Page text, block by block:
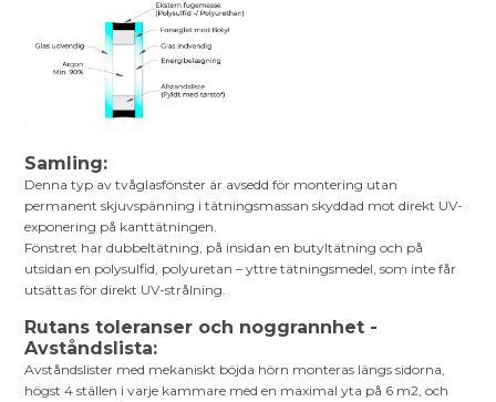
Samling:
Denna typ av tvåglasfönster är avsedd för montering utan
permanent skjuvspänning i tätningsmassan skyddad mot direkt UV-
exponering på kanttätningen.
Fönstret har dubbeltätning, på insidan en butyltätning och på
utsidan en polysulfid, polyuretan – yttre tätningsmedel, som inte får
utsättas för direkt UV-strålning.
Rutans toleranser och noggrannhet -
Avståndslista:
Avståndslister med mekaniskt böjda hörn monteras längs sidorna,
högst 4 ställen i varje kammare med en maximal yta på 6 m2, och